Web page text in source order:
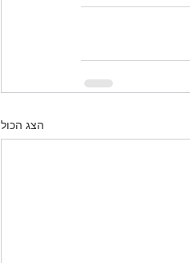
הצג הכול